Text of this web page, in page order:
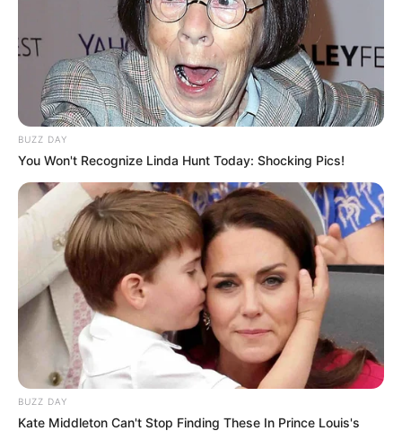
Beby Tsabina Salshabilla Adriani
TULIS KOMENTAR
Alamat email Anda tidak akan dipublikasikan. Ruas yang wajib ditandai
BUZZ DAY
You Won't Recognize Linda Hunt Today: Shocking Pics!
BUZZ DAY
Kate Middleton Can't Stop Finding These In Prince Louis's